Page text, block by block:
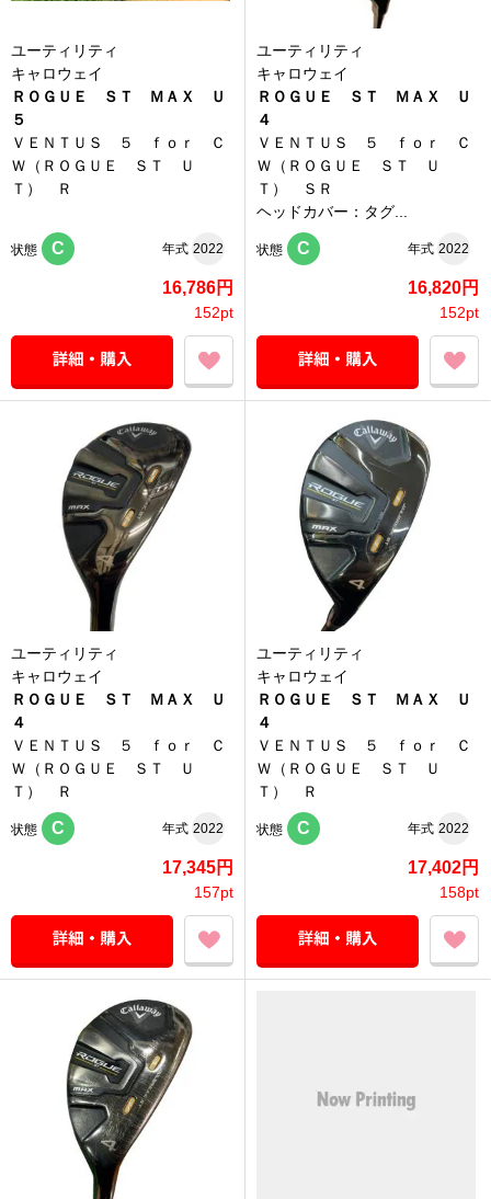
ユーティリティ
キャロウェイ
ＲＯＧＵＥ ＳＴ ＭＡＸ Ｕ
５
ＶＥＮＴＵＳ ５ ｆｏｒ Ｃ
Ｗ（ＲＯＧＵＥ ＳＴ Ｕ
Ｔ） Ｒ
状態 C 年式 2022
16,786円
152pt
ユーティリティ
キャロウェイ
ＲＯＧＵＥ ＳＴ ＭＡＸ Ｕ
４
ＶＥＮＴＵＳ ５ ｆｏｒ Ｃ
Ｗ（ＲＯＧＵＥ ＳＴ Ｕ
Ｔ） ＳＲ
ヘッドカバー：タグ...
状態 C 年式 2022
16,820円
152pt
ユーティリティ
キャロウェイ
ＲＯＧＵＥ ＳＴ ＭＡＸ Ｕ
４
ＶＥＮＴＵＳ ５ ｆｏｒ Ｃ
Ｗ（ＲＯＧＵＥ ＳＴ Ｕ
Ｔ） Ｒ
状態 C 年式 2022
17,345円
157pt
ユーティリティ
キャロウェイ
ＲＯＧＵＥ ＳＴ ＭＡＸ Ｕ
４
ＶＥＮＴＵＳ ５ ｆｏｒ Ｃ
Ｗ（ＲＯＧＵＥ ＳＴ Ｕ
Ｔ） Ｒ
状態 C 年式 2022
17,402円
158pt